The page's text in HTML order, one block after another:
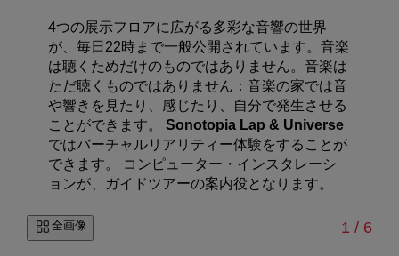
4つの展示フロアに広がる多彩な音響の世界
が、毎日22時まで一般公開されています。音楽
は聴くためだけのものではありません。音楽は
ただ聴くものではありません：音楽の家では音
や響きを見たり、感じたり、自分で発生させる
ことができます。 Sonotopia Lap & Universe
ではバーチャルリアリティー体験をすることが
できます。 コンピューター・インスタレーシ
ョンが、ガイドツアーの案内役となります。
全画像 1 // 6